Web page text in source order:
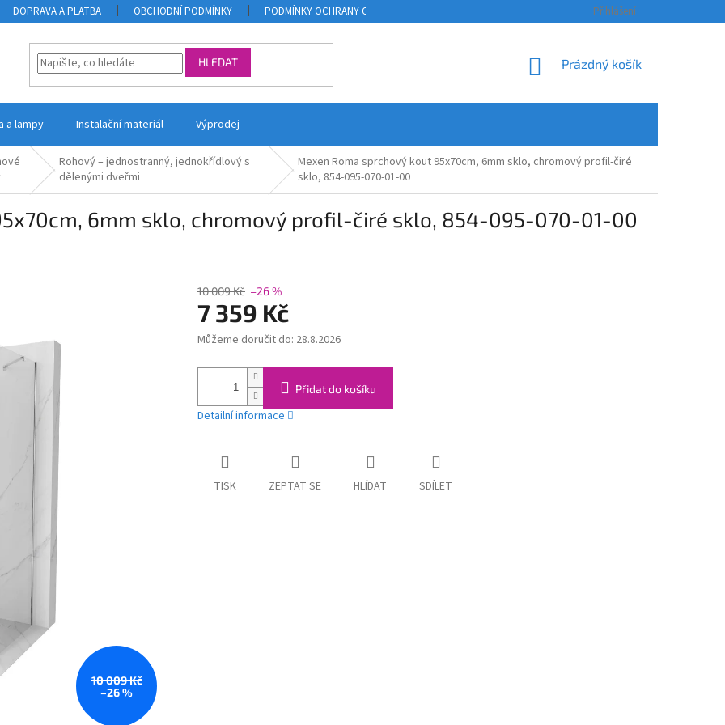
DOPRAVA A PLATBA OBCHODNÍ PODMÍNKY PODMÍNKY OCHRANY OSOBNÍCH ÚDAJŮ ODSTOUPENÍ OD SMLOUVY A
Přihlášení
HLEDAT
NÁKUPNÍ
Prázdný košík
a lampy Instalační materiál Výprodej
Rohový – jednostranný, jednokřídlový s
dělenými dveřmi
Mexen Roma sprchový kout 95x70cm, 6mm sklo, chromový profil-čiré
sklo, 854-095-070-01-00
6mm sklo, chromový profil-čiré sklo, 854-095-070-01-00
10 009 Kč
–26 %
10 009 Kč –26 %
7 359 Kč
Měrná
Můžeme doručit do: 28.8.2026
Přidat do košíku
Detailní informace
TISK ZEPTAT SE HLÍDAT SDÍLET